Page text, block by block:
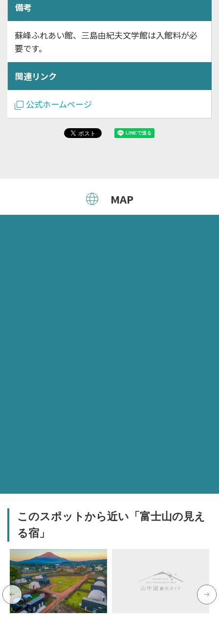
備考
蘇峰ふれあい館、三島由紀夫文学館は入館料が必
要です。
関連リンク
公式ホームページ
MAP
このスポットから近い「富士山の見え
る宿」